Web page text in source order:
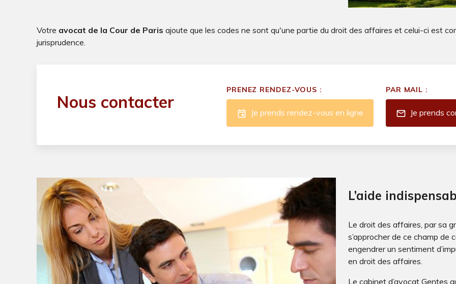
Votre avocat de la Cour de Paris ajoute que les codes ne sont qu'une partie du droit des affaires et celui-ci est
jurisprudence.
Nous contacter
PRENEZ RENDEZ-VOUS :
event Je prends rendez-vous en ligne
PAR MAIL :
mail Je prends
L’aide
Le droit des affaires, par sa
s’approcher de ce champ
engendrer un sentiment
en droit des affaires.
Le cabinet d’avocat Gentes